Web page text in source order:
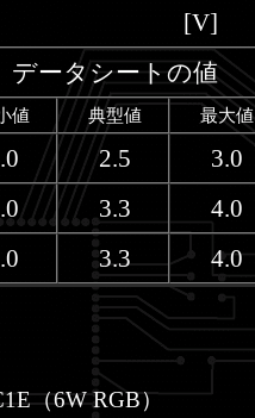
[V]
データシートの値
値 典型値 最大値
2.5 3.0
3.3 4.0
3.3 4.0
（6W RGB）